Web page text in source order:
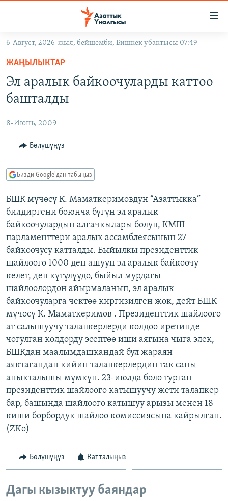
Навигацияга
өтүңүз
Издөөгө
салыңызКЫРГЫЗСТАН
ЭКОНОМИКА
МАДАНИЯТ
ДҮЙНӨ
БОРБОР АЗИЯ
АТАЙЫН ИЛИКТӨӨ
ТВ ПРОГРАММАЛАР
ЭКСПЕРТТЕР ТАЛДАЙТ
БИЗ ЖАНА ДҮЙНӨ
ДАНИСТЕ
ЭЖЕ-СИҢДИЛЕР
АЗАТТЫК+
ЫҢГАЙСЫЗ СУРООЛОР
ӨЗГӨЧӨ ПИКИР
Русский
ОНЛАЙН ШЕРИНЕ
ЭЕ/АРнун бардык сайттары
6-Август, 2026-жыл, бейшемби, Бишкек убактысы 07:49
ЖАҢЫЛЫКТАР
Эл аралык байкоочуларды каттоо
башталды
8-Июнь, 2009
Бөлүшүңүз
Бизди Google'дан табыңыз
БШК мүчөсү К. Маматкеримовдун “Азаттыкка”
билдиргени боюнча бүгүн эл аралык
байкоочулардын алгачкылары болуп, КМШ
парламенттери аралык ассамблеясынын 27
байкоочусу катталды. Быйылкы президенттик
шайлоого 1000 ден ашуун эл аралык байкоочу
келет, деп күтүлүүдө, быйыл мурдагы
шайлоолордон айырмаланып, эл аралык
байкоочуларга чектөө киргизилген жок, дейт БШК
мүчөсү К. Маматкеримов . Президенттик шайлоого
ат салышуучу талапкерлерди колдоо иретинде
чогулган колдорду эсептөө иши аягына чыга элек,
БШКдан маалымдашкандай бул жараян
аяктагандан кийин талапкерлердин так саны
аныкталышы мүмкүн. 23-июлда боло турган
президенттик шайлоого катышуучу жети талапкер
бар, башында шайлоого катышуу арызы менен 18
киши борбордук шайлоо комиссиясына кайрылган.
(ZKo)
Бөлүшүңүз Катталыңыз
Дагы кызыктуу баяндар